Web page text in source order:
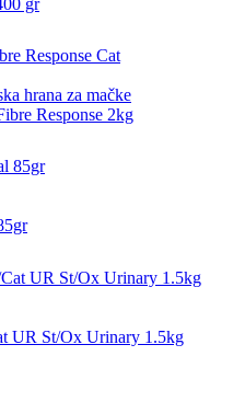
gr
hrana za mačke
Response 2kg
UR St/Ox Urinary 1.5kg